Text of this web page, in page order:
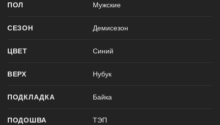
ПОЛ Мужские
СЕЗОН Демисезон
ЦВЕТ Синий
ВЕРХ Нубук
ПОДКЛАДКА Байка
ПОДОШВА ТЭП